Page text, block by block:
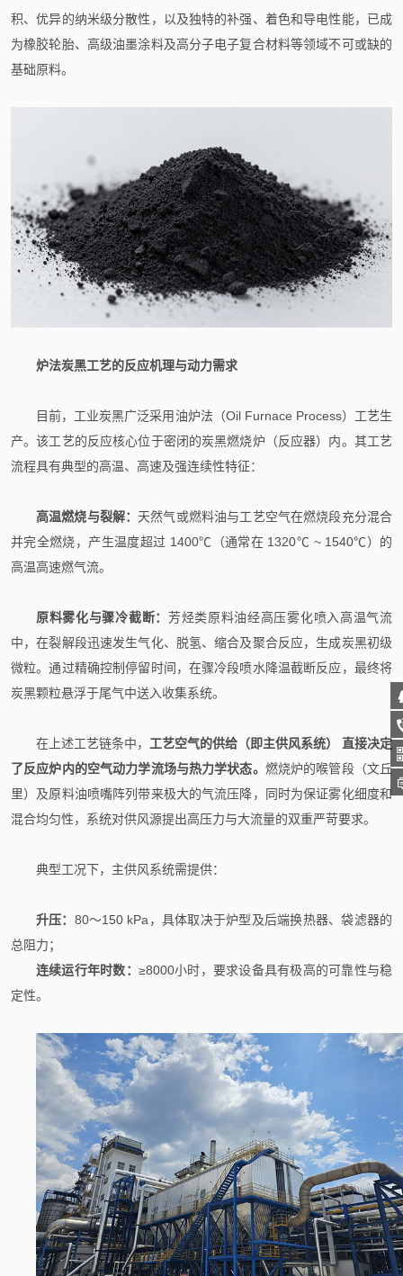
积、优异的纳米级分散性，以及独特的补强、着色和导电性能，已成
为橡胶轮胎、高级油墨涂料及高分子电子复合材料等领域不可或缺的
基础原料。
炉法炭黑工艺的反应机理与动力需求
目前，工业炭黑广泛采用油炉法（Oil Furnace Process）工艺生
产。该工艺的反应核心位于密闭的炭黑燃烧炉（反应器）内。其工艺
流程具有典型的高温、高速及强连续性特征：
高温燃烧与裂解： 天然气或燃料油与工艺空气在燃烧段充分混合
并完全燃烧，产生温度超过 1400℃（通常在 1320℃ ~ 1540℃）的
高温高速燃气流。
原料雾化与骤冷截断： 芳烃类原料油经高压雾化喷入高温气流
中，在裂解段迅速发生气化、脱氢、缩合及聚合反应，生成炭黑初级
微粒。通过精确控制停留时间，在骤冷段喷水降温截断反应，最终将
炭黑颗粒悬浮于尾气中送入收集系统。
在上述工艺链条中， 工艺空气的供给（即主供风系统） 直接决定
了反应炉内的空气动力学流场与热力学状态。 燃烧炉的喉管段（文丘
里）及原料油喷嘴阵列带来极大的气流压降，同时为保证雾化细度和
混合均匀性，系统对供风源提出高压力与大流量的双重严苛要求。
典型工况下，主供风系统需提供：
升压： 80～150 kPa，具体取决于炉型及后端换热器、袋滤器的
总阻力；
连续运行年时数： ≥8000小时，要求设备具有极高的可靠性与稳
定性。